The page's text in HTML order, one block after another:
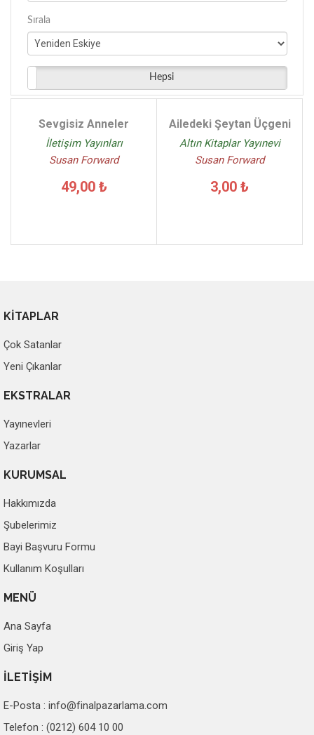
Sırala
Hepsi
Sevgisiz Anneler
İletişim Yayınları
Susan Forward
49,00 ₺
Ailedeki Şeytan Üçgeni
Altın Kitaplar Yayınevi
Susan Forward
3,00 ₺
KİTAPLAR
Çok Satanlar
Yeni Çıkanlar
EKSTRALAR
Yayınevleri
Yazarlar
KURUMSAL
Hakkımızda
Şubelerimiz
Bayi Başvuru Formu
Kullanım Koşulları
MENÜ
Ana Sayfa
Giriş Yap
İLETİŞİM
E-Posta : info@finalpazarlama.com
Telefon : (0212) 604 10 00